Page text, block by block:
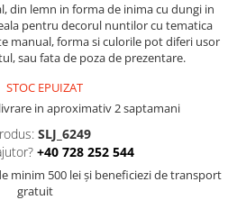
din lemn in forma de inima cu dungi in
pentru decorul nuntilor cu tematica
manual, forma si culorile pot diferi usor
sau fata de poza de prezentare.
STOC EPUIZAT
livrare in aproximativ 2 saptamani
SLJ_6249
+40 728 252 544
minim 500 lei și beneficiezi de transport
gratuit